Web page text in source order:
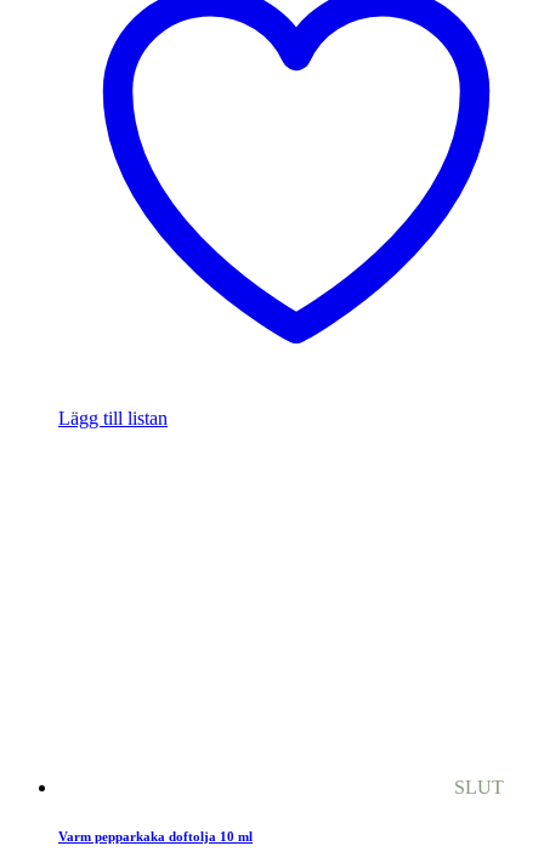
Lägg till listan
SLUT
Varm pepparkaka doftolja 10 ml